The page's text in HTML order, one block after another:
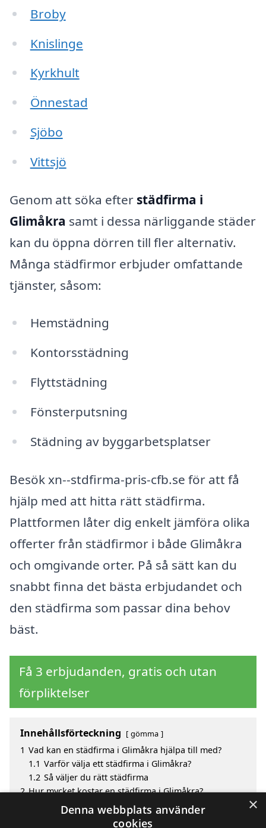
Broby
Knislinge
Kyrkhult
Önnestad
Sjöbo
Vittsjö
Genom att söka efter städfirma i
Glimåkra samt i dessa närliggande städer
kan du öppna dörren till fler alternativ.
Många städfirmor erbjuder omfattande
tjänster, såsom:
Hemstädning
Kontorsstädning
Flyttstädning
Fönsterputsning
Städning av byggarbetsplatser
Besök xn--stdfirma-pris-cfb.se för att få
hjälp med att hitta rätt städfirma.
Plattformen låter dig enkelt jämföra olika
offerter från städfirmor i både Glimåkra
och omgivande orter. På så sätt kan du
snabbt finna det bästa erbjudandet och
den städfirma som passar dina behov
bäst.
Få 3 erbjudanden, gratis och utan
förpliktelser
Innehållsförteckning gömma
1 Vad kan en städfirma i Glimåkra hjälpa till med?
1.1 Varför välja ett städfirma i Glimåkra?
1.2 Så väljer du rätt städfirma
2 Hur mycket kostar en städfirma i Glimåkra?
Fördelar med att välja städfirma i Glimåkra
Sök efter en skicklig städfirma i de omgivande
×
Denna webbplats använder
cookies